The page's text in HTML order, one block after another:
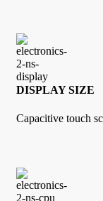
DISPLAY SIZE
Capacitive touch